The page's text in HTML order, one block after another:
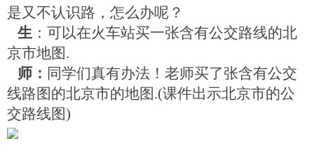
是又不认识路，怎么办呢？
生 ：可以在火车站买一张含有公交路线的北
京市地图.
师： 同学们真有办法！老师买了张含有公交
线路图的北京市的地图.(课件出示北京市的公
交路线图)